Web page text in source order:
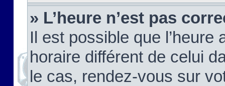
» L’heure n’est pas
Il est possible que
horaire différent de celui
le cas, rendez-vous sur